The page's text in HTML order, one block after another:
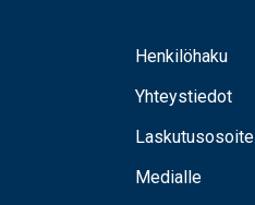
Henkilöhaku
Yhteystiedot
Laskutusosoite
Medialle